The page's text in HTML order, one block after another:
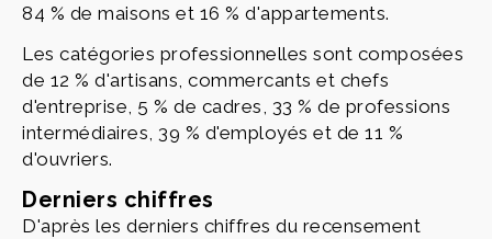
84 % de maisons et 16 % d'appartements.
Les catégories professionnelles sont composées
de 12 % d'artisans, commercants et chefs
d'entreprise, 5 % de cadres, 33 % de professions
intermédiaires, 39 % d'employés et de 11 %
d'ouvriers.
Derniers chiffres
D'après les derniers chiffres du recensement